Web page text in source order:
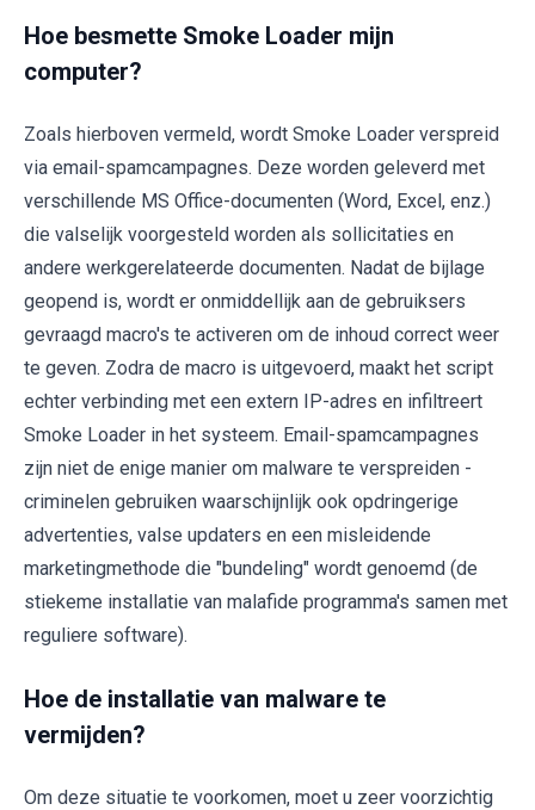
Hoe besmette Smoke Loader mijn
computer?
Zoals hierboven vermeld, wordt Smoke Loader verspreid
via email-spamcampagnes. Deze worden geleverd met
verschillende MS Office-documenten (Word, Excel, enz.)
die valselijk voorgesteld worden als sollicitaties en
andere werkgerelateerde documenten. Nadat de bijlage
geopend is, wordt er onmiddellijk aan de gebruiksers
gevraagd macro's te activeren om de inhoud correct weer
te geven. Zodra de macro is uitgevoerd, maakt het script
echter verbinding met een extern IP-adres en infiltreert
Smoke Loader in het systeem. Email-spamcampagnes
zijn niet de enige manier om malware te verspreiden -
criminelen gebruiken waarschijnlijk ook opdringerige
advertenties, valse updaters en een misleidende
marketingmethode die "bundeling" wordt genoemd (de
stiekeme installatie van malafide programma's samen met
reguliere software).
Hoe de installatie van malware te
vermijden?
Om deze situatie te voorkomen, moet u zeer voorzichtig